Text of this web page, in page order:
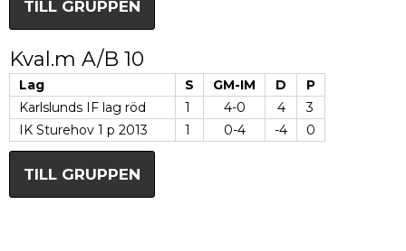
TILL GRUPPEN
Kval.m A/B 10
Lag S GM-IM D
P
Karlslunds IF lag röd
1 4-0 4
3
IK Sturehov 1 p 2013
1 0-4 -4 0
TILL GRUPPEN